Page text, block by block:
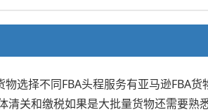
选择不同FBA头程服务有亚马逊FBA
关和缴税如果是大批量货物还需要熟